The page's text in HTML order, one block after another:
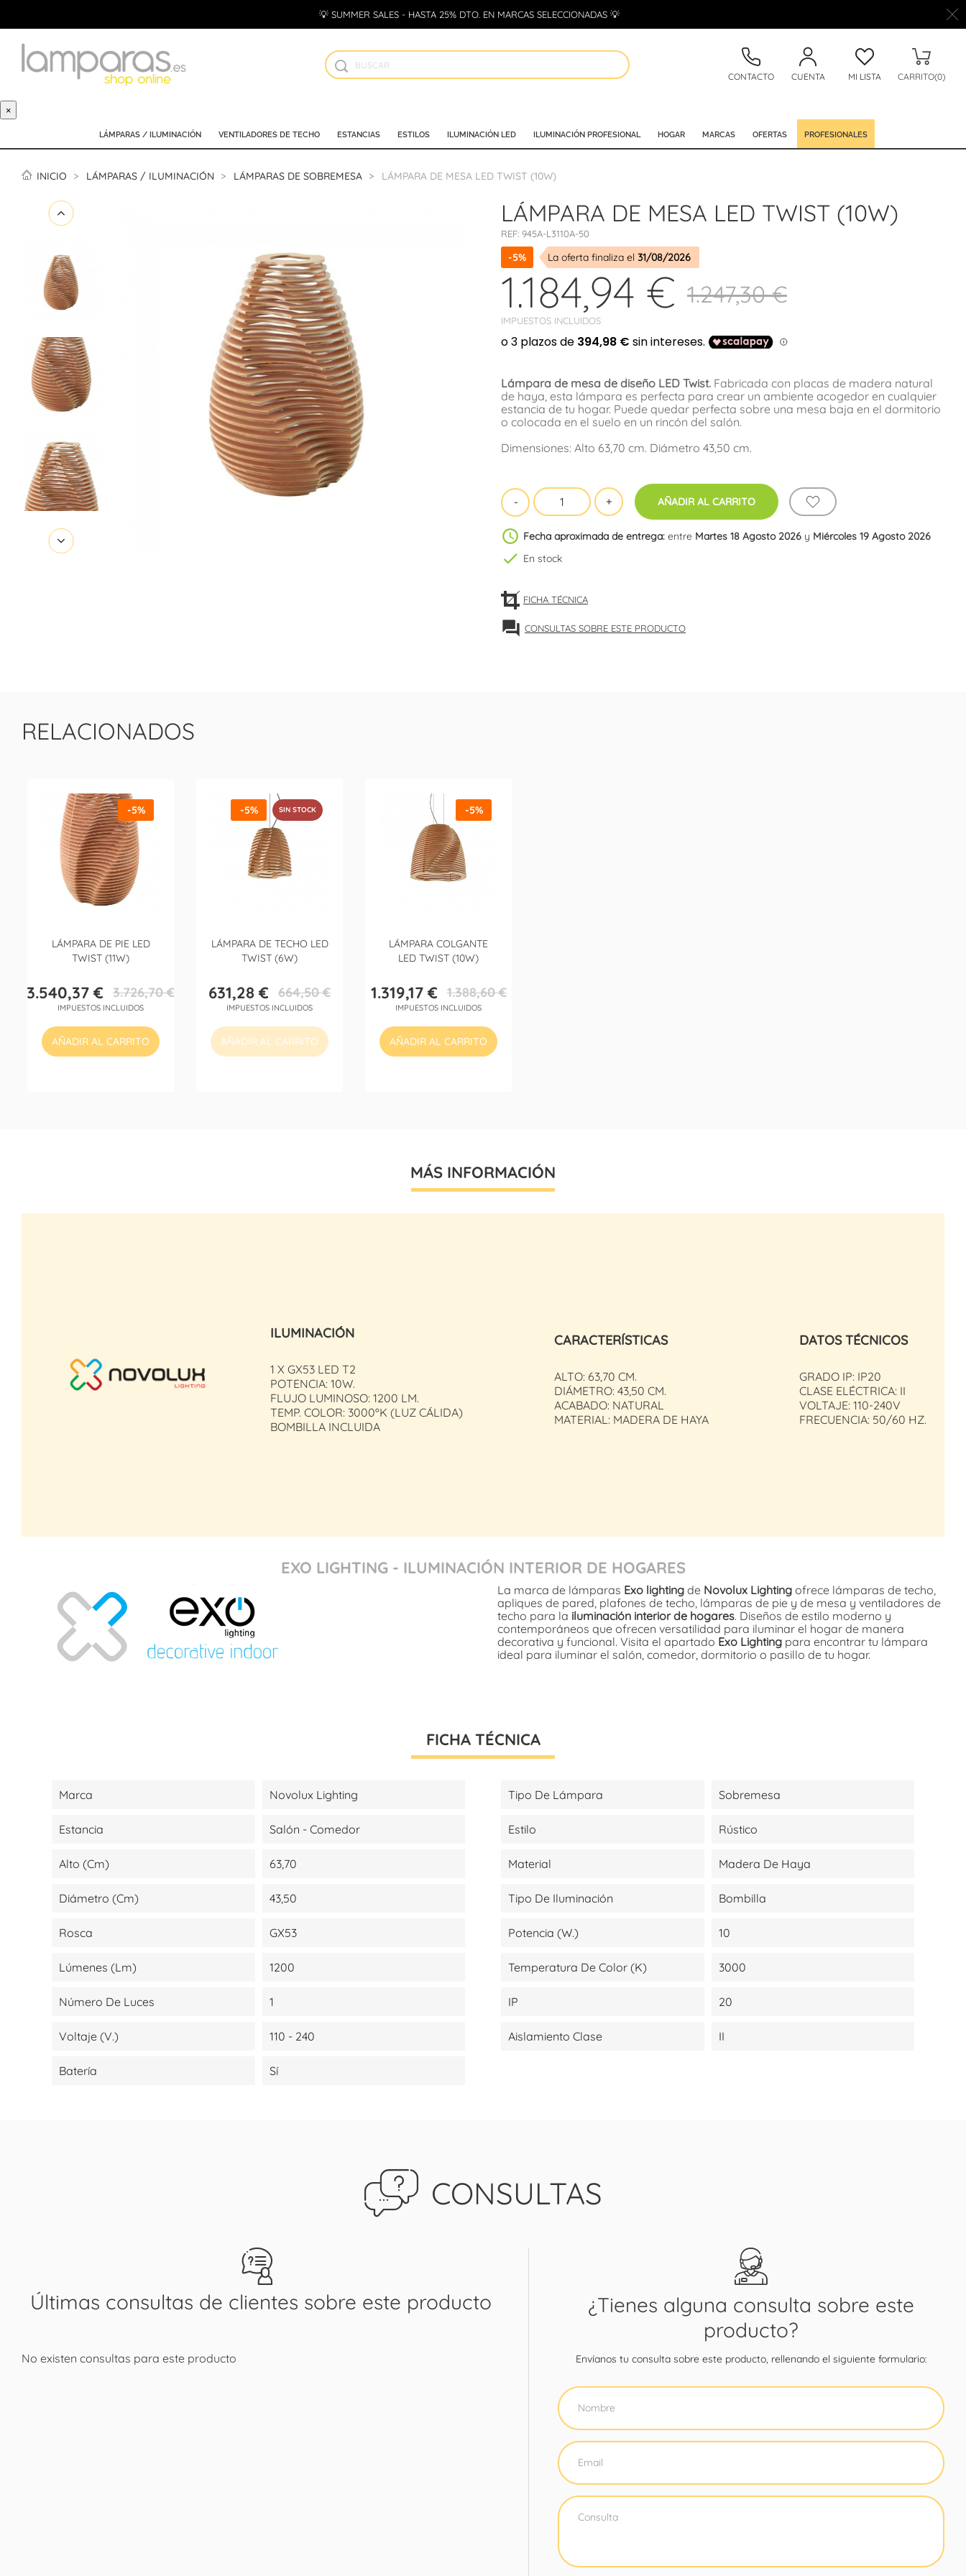
💡 SUMMER SALES - HASTA 25% DTO. EN MARCAS SELECCIONADAS 💡
CONTACTO CUENTA MI LISTA CARRITO(0)
×
LÁMPARAS / ILUMINACIÓN VENTILADORES DE TECHO ESTANCIAS ESTILOS ILUMINACIÓN LED ILUMINACIÓN PROFESIONAL HOGAR MARCAS OFERTAS PROFESIONALES
INICIO LÁMPARAS / ILUMINACIÓN LÁMPARAS DE SOBREMESA LÁMPARA DE MESA LED TWIST (10W)
LÁMPARA DE MESA LED TWIST (10W)
REF: 945A-L3110A-50
-5% La oferta finaliza el 31/08/2026
1.184,94 €
IMPUESTOS INCLUIDOS
1.247,30 €
Lámpara de mesa de diseño LED Twist. Fabricada con placas de madera natural
de haya, esta lámpara es perfecta para crear un ambiente acogedor en cualquier
estancia de tu hogar. Puede quedar perfecta sobre una mesa baja en el dormitorio
o colocada en el suelo en un rincón del salón.
Dimensiones: Alto 63,70 cm. Diámetro 43,50 cm.
AÑADIR AL CARRITO
schedule Fecha aproximada de entrega: entre Martes 18 Agosto 2026 y Miércoles 19 Agosto 2026
check En stock
FICHA TÉCNICA
forum CONSULTAS SOBRE ESTE PRODUCTO
RELACIONADOS
LÁMPARA DE PIE LED
TWIST (11W)
Precio
3.540,37 €Precio
base
3.726,70 €
IMPUESTOS INCLUIDOS
-5%
AÑADIR AL CARRITO
LÁMPARA DE TECHO LED
TWIST (6W)
Precio
631,28 € Precio
base
664,50 €
IMPUESTOS INCLUIDOS
-5% SIN STOCK
AÑADIR AL CARRITO
LÁMPARA COLGANTE
LED TWIST (10W)
Precio
1.319,17 € Precio
base
1.388,60 €
IMPUESTOS INCLUIDOS
-5%
AÑADIR AL CARRITO
MÁS INFORMACIÓN
ILUMINACIÓN
1 X GX53 LED T2
POTENCIA: 10W.
FLUJO LUMINOSO: 1200 LM.
TEMP. COLOR: 3000ºK (LUZ CÁLIDA)
BOMBILLA INCLUIDA
CARACTERÍSTICAS
ALTO: 63,70 CM.
DIÁMETRO: 43,50 CM.
ACABADO: NATURAL
MATERIAL: MADERA DE HAYA
DATOS TÉCNICOS
GRADO IP: IP20
CLASE ELÉCTRICA: II
VOLTAJE: 110-240V
FRECUENCIA: 50/60 HZ.
EXO LIGHTING - ILUMINACIÓN INTERIOR DE HOGARES
La marca de lámparas Exo lighting de Novolux Lighting ofrece lámparas de techo,
apliques de pared, plafones de techo, lámparas de pie y de mesa y ventiladores de
techo para la iluminación interior de hogares. Diseños de estilo moderno y
contemporáneos que ofrecen versatilidad para iluminar el hogar de manera
decorativa y funcional. Visita el apartado Exo Lighting para encontrar tu lámpara
ideal para iluminar el salón, comedor, dormitorio o pasillo de tu hogar.
FICHA TÉCNICA
Marca Novolux Lighting Tipo De Lámpara Sobremesa
Estancia Salón - Comedor Estilo Rústico
Alto (cm) 63,70 Material Madera De Haya
Diámetro (cm) 43,50 Tipo De Iluminación Bombilla
Rosca GX53 Potencia (W.) 10
Lúmenes (lm) 1200 Temperatura De Color (K) 3000
Número De Luces 1 IP 20
Voltaje (V.) 110 - 240 Aislamiento Clase II
Batería Sí
CONSULTAS
Últimas consultas de clientes sobre este producto
No existen consultas para este producto
¿Tienes alguna consulta sobre este
producto?
Envíanos tu consulta sobre este producto, rellenando el siguiente formulario: